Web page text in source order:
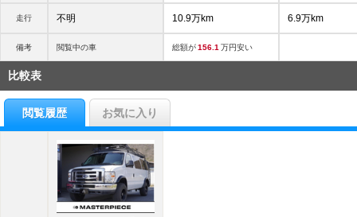
走行
備考
不明
閲覧中の車
10.9万km
総額が156.1 万円安い
6.9万km
比較表
閲覧履歴 お気に入り